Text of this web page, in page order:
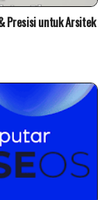
Presisi untuk Arsitek